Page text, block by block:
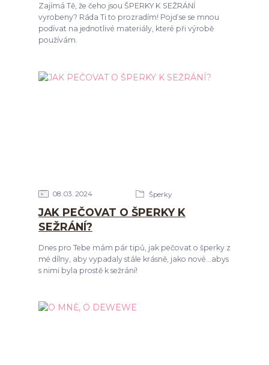
Zajímá Tě, že čeho jsou ŠPERKY K SEŽRÁNÍ
vyrobeny? Ráda Ti to prozradím! Pojď se se mnou
podívat na jednotlivé materiály, které při výrobě
používám.
08 03 2024 Šperky
JAK PEČOVAT O ŠPERKY K
SEŽRÁNÍ?
Dnes pro Tebe mám pár tipů, jak pečovat o šperky z
mé dílny, aby vypadaly stále krásně, jako nové...abys
s nimi byla prostě k sežrání!